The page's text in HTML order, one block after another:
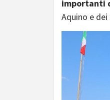
importanti
Aquino e